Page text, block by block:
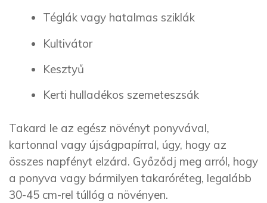
Téglák vagy hatalmas sziklák
Kultivátor
Kesztyű
Kerti hulladékos szemeteszsák
Takard le az egész növényt ponyvával,
kartonnal vagy újságpapírral, úgy, hogy az
összes napfényt elzárd. Győződj meg arról, hogy
a ponyva vagy bármilyen takaróréteg, legalább
30-45 cm-rel túllóg a növényen.